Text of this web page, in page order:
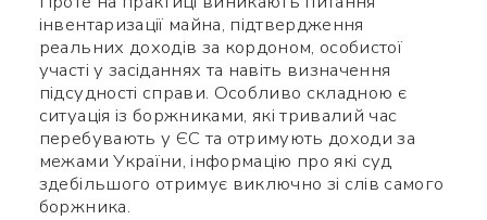
інвентаризації майна, підтвердження
реальних доходів за кордоном, особистої
участі у засіданнях та навіть визначення
підсудності справи. Особливо складною є
ситуація із боржниками, які тривалий час
перебувають у ЄС та отримують доходи за
межами України, інформацію про які суд
здебільшого отримує виключно зі слів самого
боржника.